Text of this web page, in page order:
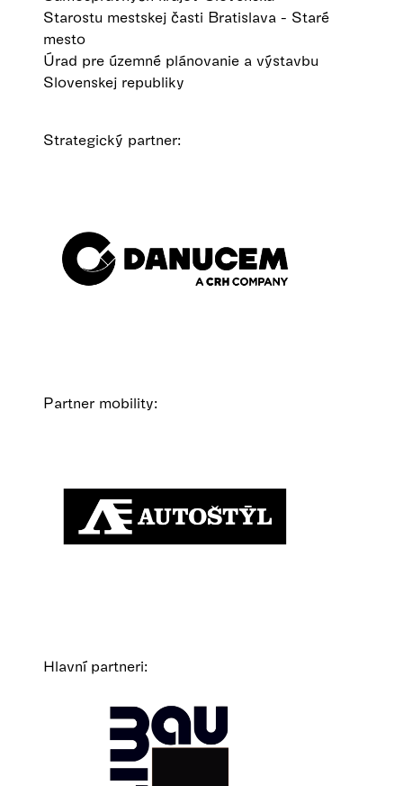
Starostu mestskej časti Bratislava - Staré
mesto
Úrad pre územné plánovanie a výstavbu
Slovenskej republiky
Strategický partner:
Partner mobility:
Hlavní partneri: